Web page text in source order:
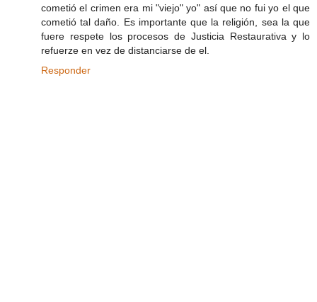
cometió el crimen era mi "viejo" yo" así que no fui yo el que
cometió tal daño. Es importante que la religión, sea la que
fuere respete los procesos de Justicia Restaurativa y lo
refuerze en vez de distanciarse de el.
Responder